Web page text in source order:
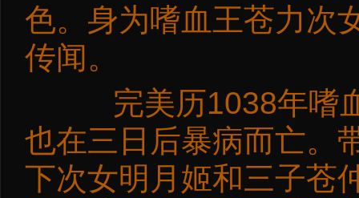
色。身为嗜血王苍力次
传闻。
完美历1038年嗜血
也在三日后暴病而亡。
下次女明月姬和三子苍